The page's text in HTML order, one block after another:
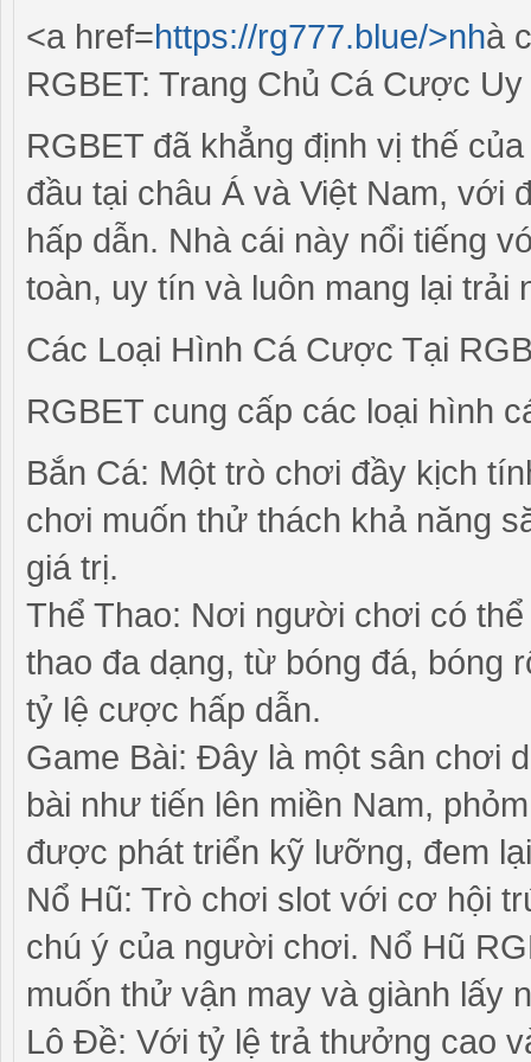
<a href=https://rg777.blue/>nhà
RGBET: Trang Chủ Cá Cược
RGBET đã khẳng định vị thế
đầu tại châu Á và Việt Nam, với
hấp dẫn. Nhà cái này nổi tiếng
toàn, uy tín và luôn mang lại
Các Loại Hình Cá Cược Tại
RGBET cung cấp các loại hình
Bắn Cá: Một trò chơi đầy kịch
chơi muốn thử thách khả năng
giá trị.
Thể Thao: Nơi người chơi có
thao đa dạng, từ bóng đá, bóng
tỷ lệ cược hấp dẫn.
Game Bài: Đây là một sân chơi
bài như tiến lên miền Nam,
được phát triển kỹ lưỡng, đem
Nổ Hũ: Trò chơi slot với cơ hội
chú ý của người chơi. Nổ Hũ
muốn thử vận may và giành lấy
Lô Đề: Với tỷ lệ trả thưởng cao